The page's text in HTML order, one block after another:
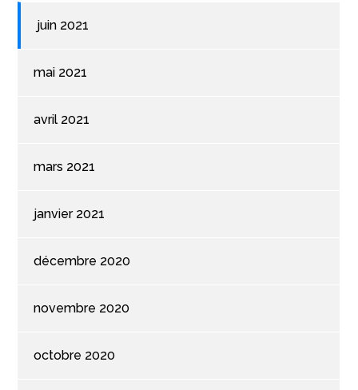
juin 2021
mai 2021
avril 2021
mars 2021
janvier 2021
décembre 2020
novembre 2020
octobre 2020